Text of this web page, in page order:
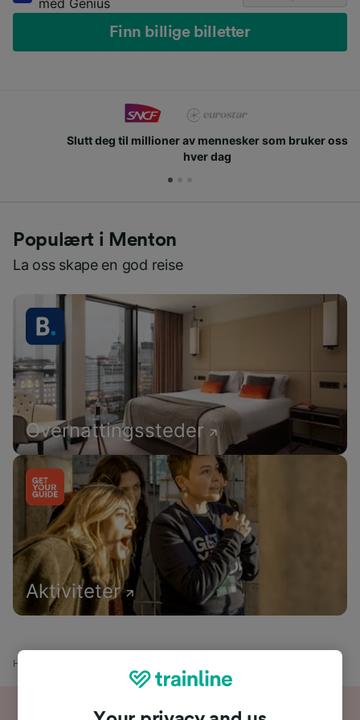
Finn billige billetter
Slutt deg til millioner av mennesker som bruker oss
hver dag
Populært i Menton
La oss skape en god reise
Overnattingssteder
Aktiviteter
Hjem